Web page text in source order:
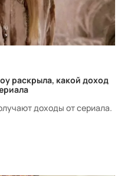
раскрыла, какой доход
доходы от сериала.